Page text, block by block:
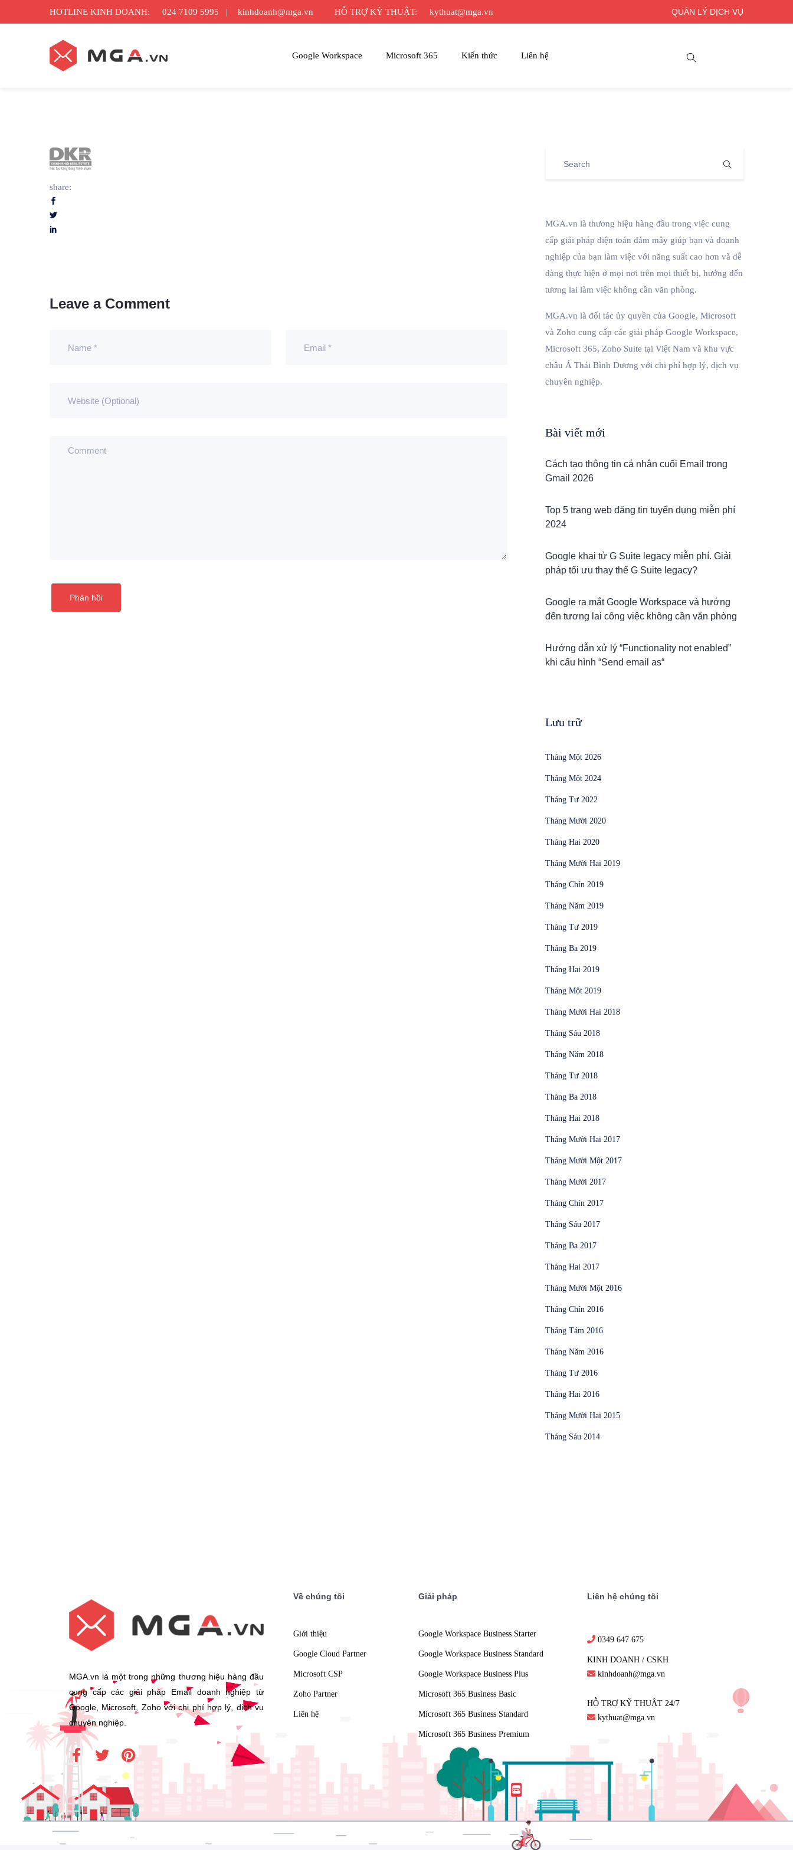
HOTLINE KINH DOANH: 024 7109 5995 | kinhdoanh@mga.vn HỖ TRỢ KỸ THUẬT: kythuat@mga.vn QUẢN LÝ DỊCH VỤ
Google Workspace Microsoft 365 Kiến thức Liên hệ
share:
Leave a Comment
MGA.vn là thương hiệu hàng đầu trong việc cung
cấp giải pháp điện toán đám mây giúp bạn và doanh
nghiệp của bạn làm việc với năng suất cao hơn và dễ
dàng thực hiện ở mọi nơi trên mọi thiết bị, hướng đến
tương lai làm việc không cần văn phòng.
MGA.vn là đối tác ủy quyền của Google, Microsoft
và Zoho cung cấp các giải pháp Google Workspace,
Microsoft 365, Zoho Suite tại Việt Nam và khu vực
châu Á Thái Bình Dương với chi phí hợp lý, dịch vụ
chuyên nghiệp.
Bài viết mới
Cách tạo thông tin cá nhân cuối Email trong
Gmail 2026
Top 5 trang web đăng tin tuyển dụng miễn phí
2024
Google khai tử G Suite legacy miễn phí. Giải
pháp tối ưu thay thế G Suite legacy?
Google ra mắt Google Workspace và hướng
đến tương lai công việc không cần văn phòng
Hướng dẫn xử lý “Functionality not enabled”
khi cấu hình “Send email as“
Lưu trữ
Tháng Một 2026
Tháng Một 2024
Tháng Tư 2022
Tháng Mười 2020
Tháng Hai 2020
Tháng Mười Hai 2019
Tháng Chín 2019
Tháng Năm 2019
Tháng Tư 2019
Tháng Ba 2019
Tháng Hai 2019
Tháng Một 2019
Tháng Mười Hai 2018
Tháng Sáu 2018
Tháng Năm 2018
Tháng Tư 2018
Tháng Ba 2018
Tháng Hai 2018
Tháng Mười Hai 2017
Tháng Mười Một 2017
Tháng Mười 2017
Tháng Chín 2017
Tháng Sáu 2017
Tháng Ba 2017
Tháng Hai 2017
Tháng Mười Một 2016
Tháng Chín 2016
Tháng Tám 2016
Tháng Năm 2016
Tháng Tư 2016
Tháng Hai 2016
Tháng Mười Hai 2015
Tháng Sáu 2014
MGA.vn là một trong những thương hiệu hàng đầu
cung cấp các giải pháp Email doanh nghiệp từ
Google, Microsoft, Zoho với chi phí hợp lý, dịch vụ
chuyên nghiệp.
Về chúng tôi
Giới thiệu
Google Cloud Partner
Microsoft CSP
Zoho Partner
Liên hệ
Giải pháp
Google Workspace Business Starter
Google Workspace Business Standard
Google Workspace Business Plus
Microsoft 365 Business Basic
Microsoft 365 Business Standard
Microsoft 365 Business Premium
Liên hệ chúng tôi
0349 647 675
KINH DOANH / CSKH
kinhdoanh@mga.vn
HỖ TRỢ KỸ THUẬT 24/7
kythuat@mga.vn